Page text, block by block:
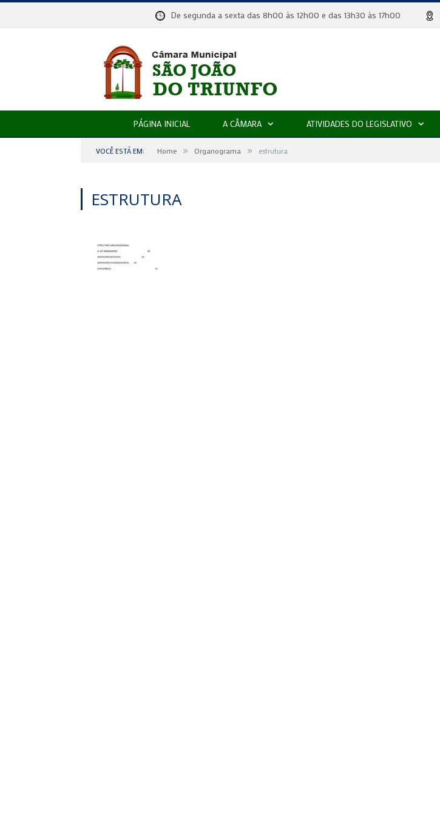
De segunda a sexta das 8h00 às 12h00 e das 13h30 às 17h00
PÁGINA INICIAL A CÂMARA ATIVIDADES DO LEGISLATIVO
VOCÊ ESTÁ EM: Home » Organograma » estrutura
ESTRUTURA